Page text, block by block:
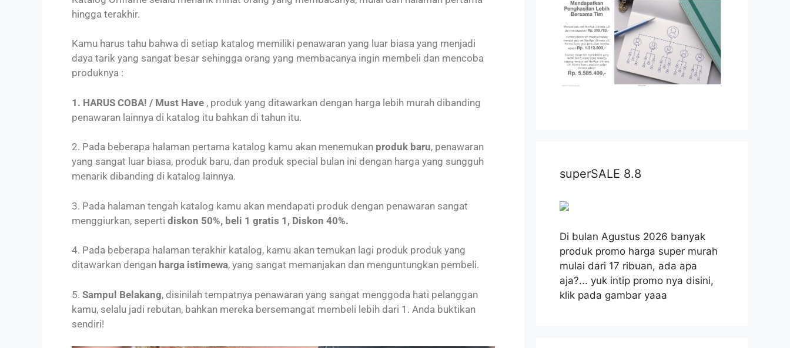
hingga terakhir.
Kamu harus tahu bahwa di setiap katalog memiliki penawaran yang luar biasa yang menjadi
daya tarik yang sangat besar sehingga orang yang membacanya ingin membeli dan mencoba
produknya :
1. HARUS COBA! / Must Have , produk yang ditawarkan dengan harga lebih murah dibanding
penawaran lainnya di katalog itu bahkan di tahun itu.
2. Pada beberapa halaman pertama katalog kamu akan menemukan produk baru, penawaran
yang sangat luar biasa, produk baru, dan produk special bulan ini dengan harga yang sungguh
menarik dibanding di katalog lainnya.
3. Pada halaman tengah katalog kamu akan mendapati produk dengan penawaran sangat
menggiurkan, seperti diskon 50%, beli 1 gratis 1, Diskon 40%.
4. Pada beberapa halaman terakhir katalog, kamu akan temukan lagi produk produk yang
ditawarkan dengan harga istimewa, yang sangat memanjakan dan menguntungkan pembeli.
5. Sampul Belakang, disinilah tempatnya penawaran yang sangat menggoda hati pelanggan
kamu, selalu jadi rebutan, bahkan mereka bersemangat membeli lebih dari 1. Anda buktikan
sendiri!
superSALE 8.8
Di bulan Agustus 2026 banyak
produk promo harga super murah
mulai dari 17 ribuan, ada apa
aja?... yuk intip promo nya disini,
klik pada gambar yaaa